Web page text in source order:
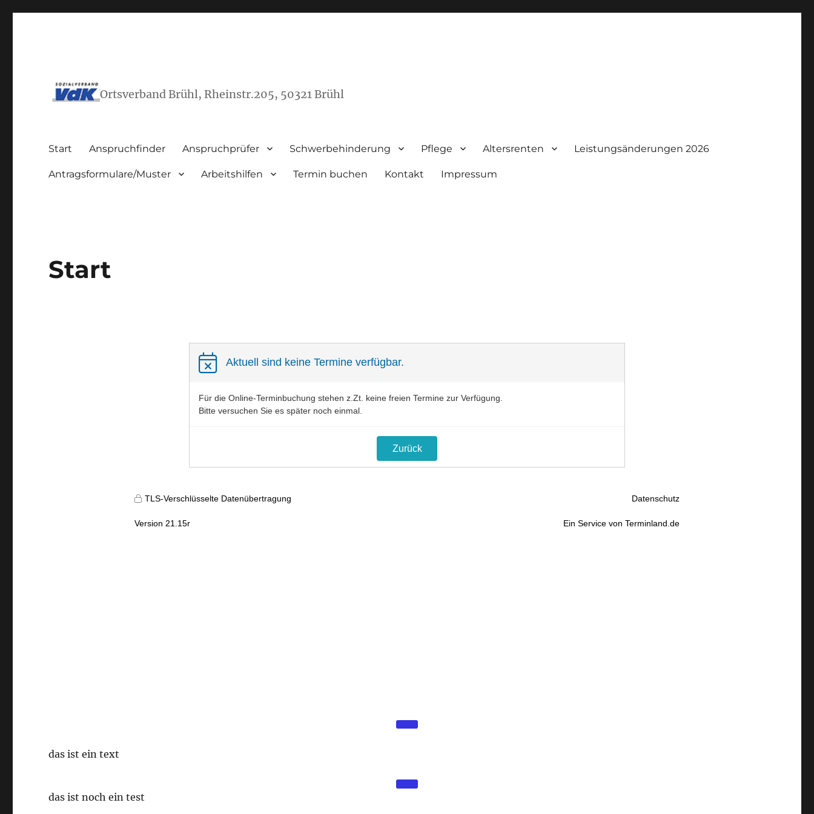
Ortsverband Brühl, Rheinstr.205, 50321 Brühl
Start Anspruchfinder Anspruchprüfer Schwerbehinderung Pflege Altersrenten Leistungsänderungen 2026
Antragsformulare/Muster Arbeitshilfen Termin buchen Kontakt Impressum
Start
das ist ein text
das ist noch ein test